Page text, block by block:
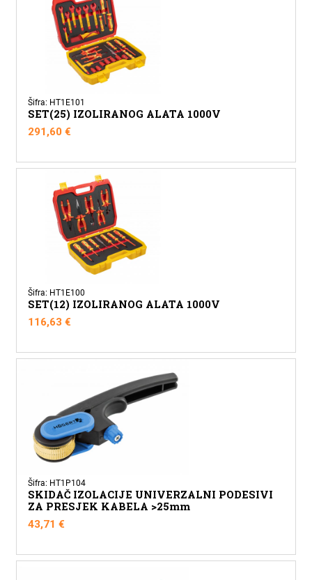
Šifra: HT1E101
SET(25) IZOLIRANOG ALATA 1000V
291,60€
Šifra: HT1E100
SET(12) IZOLIRANOG ALATA 1000V
116,63€
Šifra: HT1P104
SKIDAČ IZOLACIJE UNIVERZALNI PODESIVI
ZA PRESJEK KABELA >25mm
43,71€